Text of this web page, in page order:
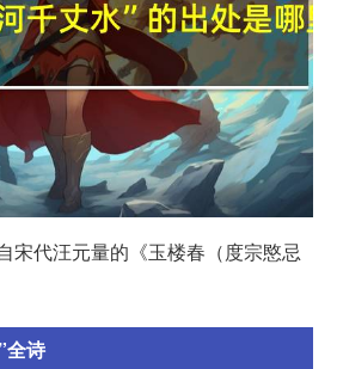
宋代汪元量的《玉楼春（度宗愍忌
全诗